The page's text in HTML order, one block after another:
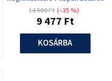
9 477 Ft
14 580 Ft (–35 %)
KOSÁRBA